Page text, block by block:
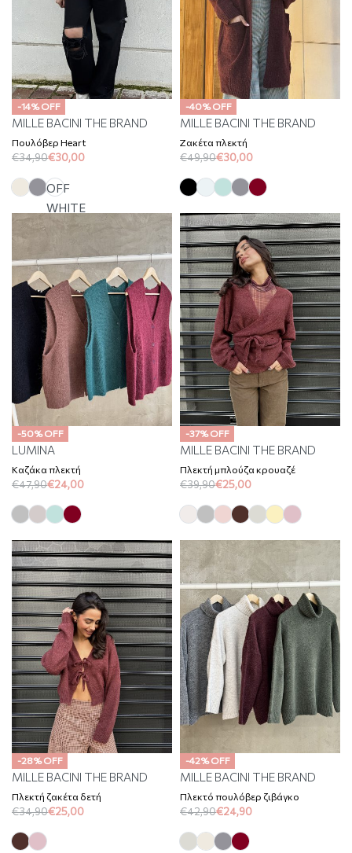
-14% OFF
MILLE BACINI THE BRAND
Πουλόβερ Heart
€34,90€30,00
OFF
WHITE
-40% OFF
MILLE BACINI THE BRAND
Ζακέτα πλεκτή
€49,90€30,00
-50% OFF
LUMINA
Καζάκα πλεκτή
€47,90€24,00
-37% OFF
MILLE BACINI THE BRAND
Πλεκτή μπλούζα κρουαζέ
€39,90€25,00
-28% OFF
MILLE BACINI THE BRAND
Πλεκτή ζακέτα δετή
€34,90€25,00
-42% OFF
MILLE BACINI THE BRAND
Πλεκτό πουλόβερ ζιβάγκο
€42,90€24,90